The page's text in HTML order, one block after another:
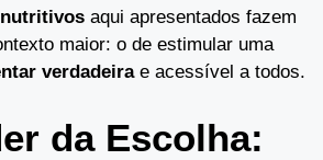
aqui apresentados fazem
maior: o de estimular uma
verdadeirae acessível a todos.
da Escolha: